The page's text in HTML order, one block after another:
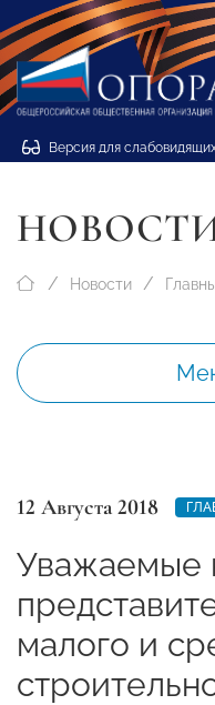
Версия для
Новости
12 Августа 2018
Уважаемые
малого и